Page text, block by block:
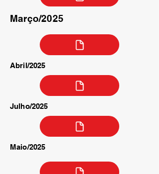
Março/2025
Abril/2025
Julho/2025
Maio/2025